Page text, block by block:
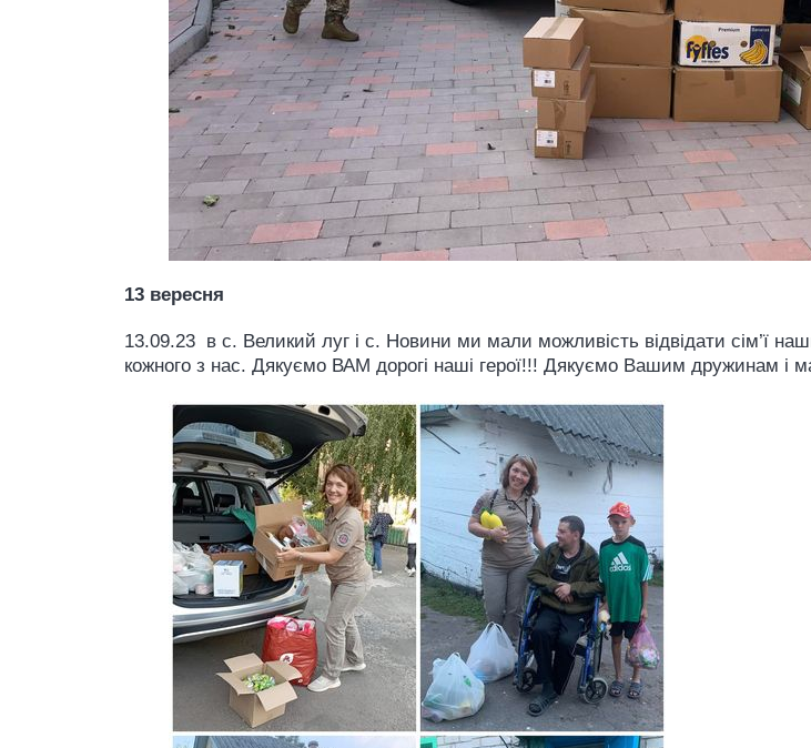
13 вересня
13.09.23 в с. Великий луг і с. Новини ми мали можливість відвідати сім’ї
кожного з нас. Дякуємо ВАМ дорогі наші герої!!! Дякуємо Вашим дружинам і